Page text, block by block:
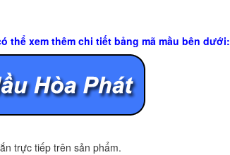
thể xem thêm chi tiết bảng mã mầu bên dưới:
trực tiếp trên sản phẩm.